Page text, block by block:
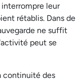
leur
rétablis. Dans de
ne suffit
peut se
continuité des